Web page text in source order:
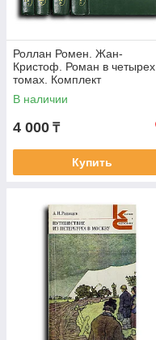
Роллан Ромен. Жан-
Кристоф. Роман в четырех
томах. Комплект
В наличии
4 000 ₸
Купить